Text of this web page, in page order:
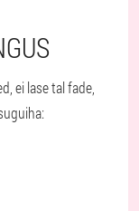
ei lase tal fade,